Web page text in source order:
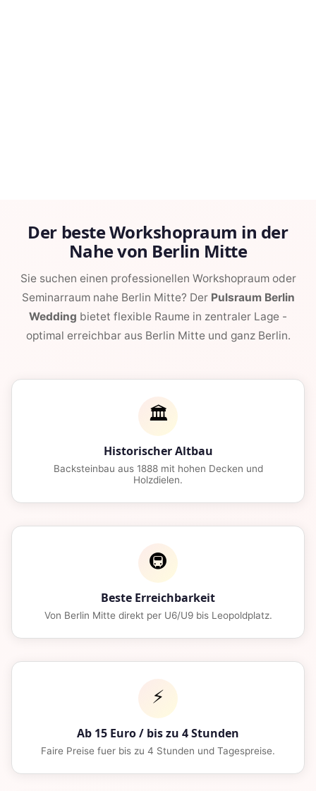
Der beste Workshopraum in der
Nahe von Berlin Mitte
Sie suchen einen professionellen Workshopraum oder
Seminarraum nahe Berlin Mitte? Der Pulsraum Berlin
Wedding bietet flexible Raume in zentraler Lage -
optimal erreichbar aus Berlin Mitte und ganz Berlin.
🏛️
Historischer Altbau
Backsteinbau aus 1888 mit hohen Decken und
Holzdielen.
🚇
Beste Erreichbarkeit
Von Berlin Mitte direkt per U6/U9 bis Leopoldplatz.
⚡
Ab 15 Euro / bis zu 4 Stunden
Faire Preise fuer bis zu 4 Stunden und Tagespreise.